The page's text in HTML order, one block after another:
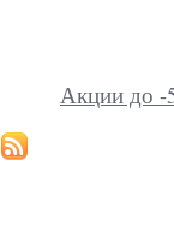
Акции до -